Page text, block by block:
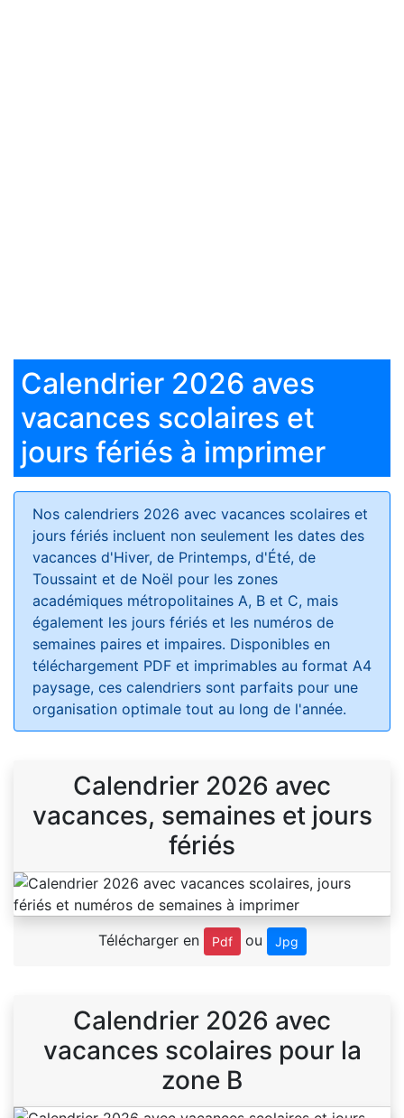
Calendrier 2026 aves
vacances scolaires et
jours fériés à imprimer
Nos calendriers 2026 avec vacances scolaires et
jours fériés incluent non seulement les dates des
vacances d'Hiver, de Printemps, d'Été, de
Toussaint et de Noël pour les zones
académiques métropolitaines A, B et C, mais
également les jours fériés et les numéros de
semaines paires et impaires. Disponibles en
téléchargement PDF et imprimables au format A4
paysage, ces calendriers sont parfaits pour une
organisation optimale tout au long de l'année.
Calendrier 2026 avec
vacances, semaines et jours
fériés
Télécharger en Pdf ou Jpg
Calendrier 2026 avec
vacances scolaires pour la
zone B